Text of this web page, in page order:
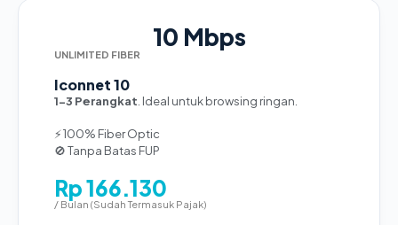
10 Mbps
UNLIMITED FIBER
Iconnet 10
1-3 Perangkat . Ideal untuk browsing ringan.
⚡ 100% Fiber Optic
🚫 Tanpa Batas FUP
Rp 166.130
/ Bulan (Sudah Termasuk Pajak)